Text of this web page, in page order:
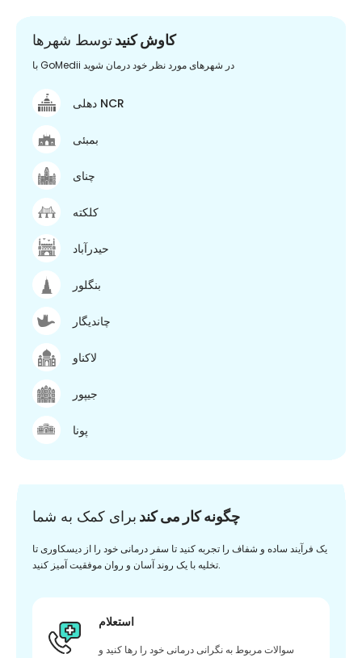
کاوش کنیدتوسط شهرها
با GoMedii در شهرهای مورد نظر خود درمان شوید
دهلی NCR
بمبئی
چنای
کلکته
حیدرآباد
بنگلور
چاندیگار
لاکناو
جیپور
پونا
چگونه کار می کند برای کمک به شما
یک فرآیند ساده و شفاف را تجربه کنید تا سفر درمانی خود را از دیسکاوری تا
تخلیه با یک روند آسان و روان موفقیت آمیز کنید.
استعلام
سوالات مربوط به نگرانی درمانی خود را رها کنید و